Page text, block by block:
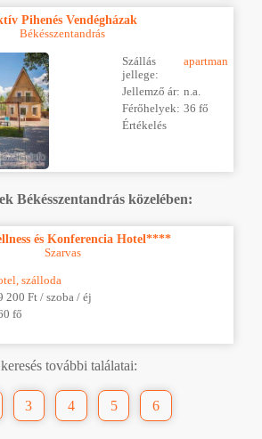
Pihenés Vendégházak
Békésszentandrás
Szállás
jellege:
apartman
Jellemző ár: n.a.
Férőhelyek: 36 fő
Értékelés
Békésszentandrás közelében:
és Konferencia Hotel****
Szarvas
szálloda
200 Ft / szoba / éj
fő
további találatai:
3 4 5 6